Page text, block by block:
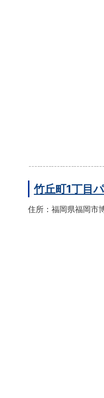
竹丘町1丁目
住所：福岡県福岡市